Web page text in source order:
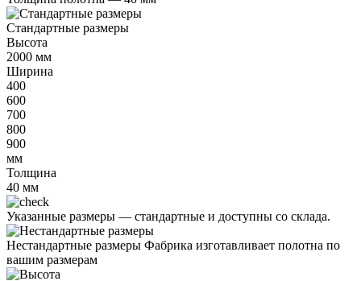
Стандартные размеры
Высота
2000 мм
Ширина
400
600
700
800
900
мм
Толщина
40 мм
Указанные размеры — стандартные и доступны со склада.
Нестандартные размеры Фабрика изготавливает полотна по
вашим размерам